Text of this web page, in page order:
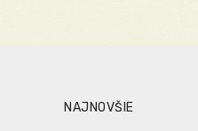
NAJNOVŠIE